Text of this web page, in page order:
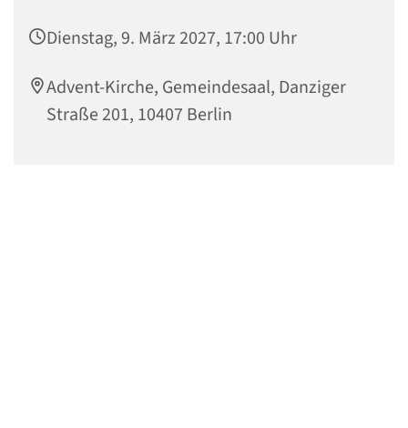
Dienstag, 9. März 2027, 17:00 Uhr
Advent-Kirche, Gemeindesaal, Danziger
Straße 201, 10407 Berlin